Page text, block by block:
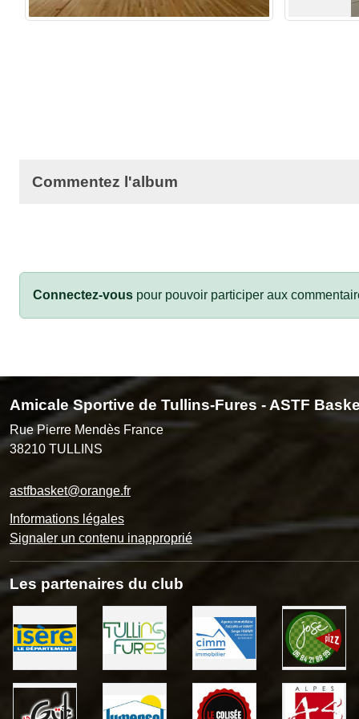
Commentez l'album
Connectez-vous pour pouvoir participer aux
Amicale Sportive de Tullins-Fures - ASTF
Rue Pierre Mendès France
38210 TULLINS
astfbasket@orange.fr
Informations légales
Signaler un contenu inapproprié
Les partenaires du club